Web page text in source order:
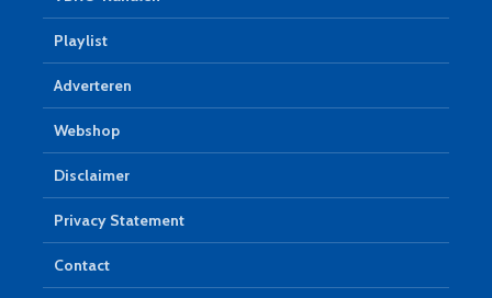
Playlist
Adverteren
Webshop
Disclaimer
Privacy Statement
Contact